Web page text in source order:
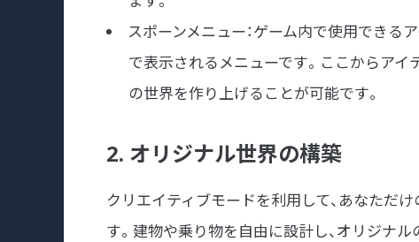
スポーンメニュー：ゲーム内で使用できる
で表示されるメニューです。ここからアイ
の世界を作り上げることが可能です。
2. オリジナル世界の構築
クリエイティブモードを利用して、あなただ
す。建物や乗り物を自由に設計し、オリジナ